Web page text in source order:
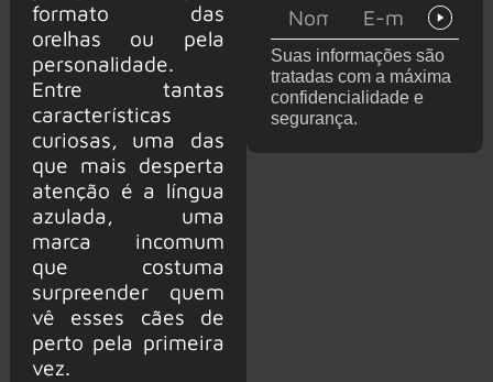
formato das
orelhas ou pela
personalidade.
Entre tantas
características
curiosas, uma das
que mais desperta
atenção é a língua
azulada, uma
marca incomum
que costuma
surpreender quem
vê esses cães de
perto pela primeira
vez.
Suas informações são
tratadas com a máxima
confidencialidade e
segurança.